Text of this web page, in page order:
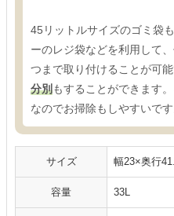
45リットルサイズのゴミ袋
ーのレジ袋などを利用して
つまで取り付けることが可能
分別もすることができます
なのでお掃除もしやすいです
サイズ 幅23×奥行
容量 33L